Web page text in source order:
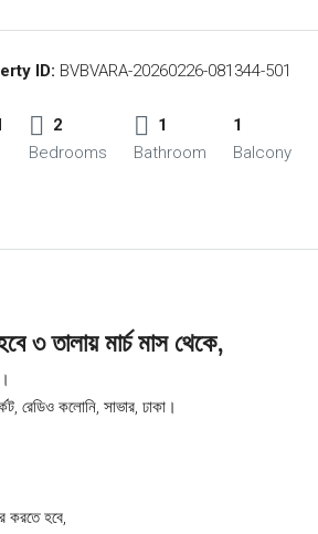
ID: BVBVARA-20260226-081344-501
2
Bedrooms
1
Bathroom
1
Balcony
৩ তালায় মার্চ মাস থেকে,
রেডিও কলোনি, সাভার, ঢাকা।
করতে হবে,